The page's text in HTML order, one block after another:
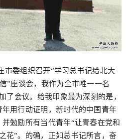
市委组织召开“学习总书记给北大
”座谈会，我作为全市唯一一名
了会议。给我印象最为深刻的是，
用行动证明，新时代的中国青年
勉励所有当代青年“让青春在党和
花”。的确，正如总书记所言，奋